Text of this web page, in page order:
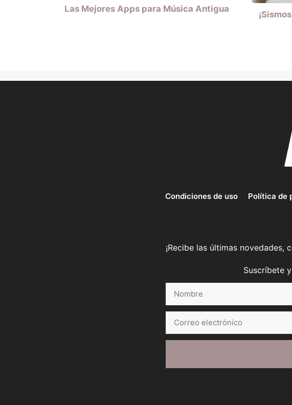
Las Mejores Apps para Música Antigua
Condiciones de uso Política de
¡Recibe las últimas
Suscríbete
electrónico